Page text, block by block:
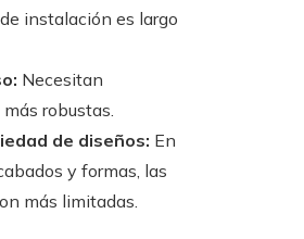
instalación es largo
Necesitan
robustas.
de diseños: En
y formas, las
más limitadas.